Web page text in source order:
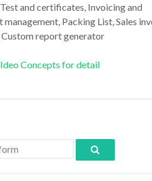
and certificates, Invoicing and
management, Packing List, Sales
Custom report generator
Concepts for detail